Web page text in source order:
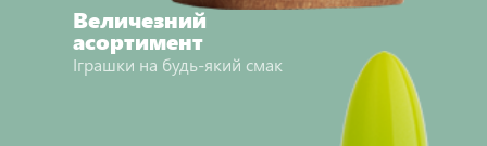
Величезний
асортимент
Іграшки на будь-який смак